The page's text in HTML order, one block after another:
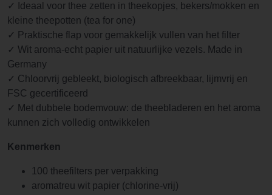
✓ Ideaal voor thee zetten in theekopjes, bekers/mokken en
kleine theepotten (tea for one)
✓ Praktische flap voor gemakkelijk vullen van het filter
✓ Wit aroma-echt papier uit natuurlijke vezels. Made in
Germany
✓ Chloorvrij gebleekt, biologisch afbreekbaar, lijmvrij en
FSC gecertificeerd
✓ Met dubbele bodemvouw: de theebladeren en het aroma
kunnen zich volledig ontwikkelen
Kenmerken
100 theefilters per verpakking
aromatreu wit papier (chlorine-vrij)